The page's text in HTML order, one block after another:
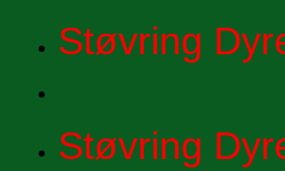
FortsætStøvring
Støvring